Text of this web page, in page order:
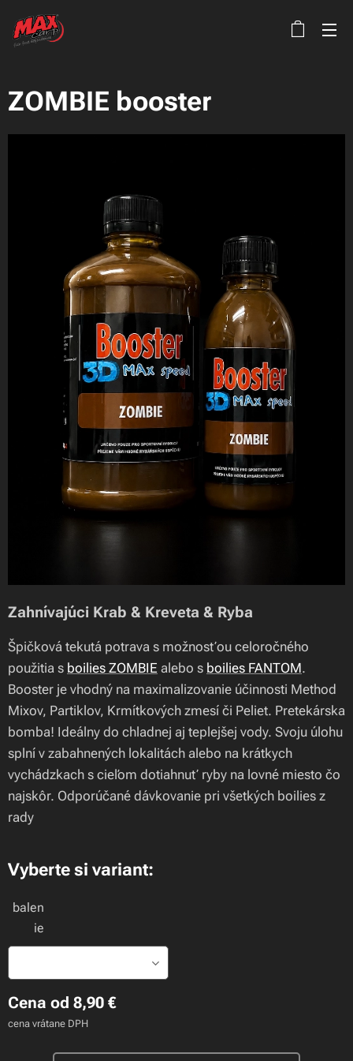
ZOMBIE booster
Zahnívajúci Krab & Kreveta & Ryba
Špičková tekutá potrava s možnosťou celoročného
použitia s boilies ZOMBIE alebo s boilies FANTOM.
Booster je vhodný na maximalizovanie účinnosti Method
Mixov, Partiklov, Krmítkových zmesí či Peliet. Pretekárska
bomba! Ideálny do chladnej aj teplejšej vody. Svoju úlohu
splní v zabahnených lokalitách alebo na krátkych
vychádzkach s cieľom dotiahnuť ryby na lovné miesto čo
najskôr. Odporúčané dávkovanie pri všetkých boilies z
rady
Vyberte si variant:
balen
ie
Cena od 8,90 €
cena vrátane DPH